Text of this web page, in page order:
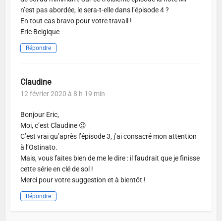
n’est pas abordée, le sera-t-elle dans l’épisode 4 ?
En tout cas bravo pour votre travail !
Eric Belgique
Répondre
Claudine
12 février 2020 à 8 h 19 min
Bonjour Eric,
Moi, c’est Claudine 😉
C’est vrai qu’après l’épisode 3, j’ai consacré mon attention
à l’Ostinato.
Mais, vous faites bien de me le dire : il faudrait que je finisse
cette série en clé de sol !
Merci pour votre suggestion et à bientôt !
Répondre